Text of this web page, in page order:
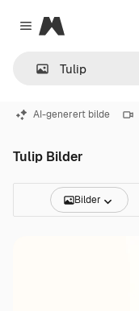
Close menu
Magnific
AI-generert bilde
Tulip Bilder
Bilder